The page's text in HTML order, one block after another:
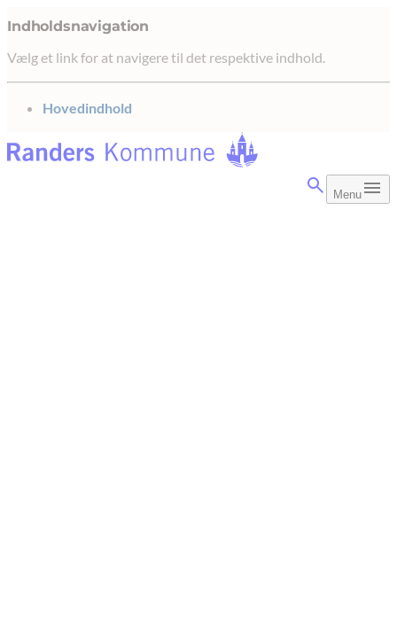
Indholdsnavigation
Vælg et link for at navigere til det respektive indhold.
gå til
Hovedindhold
Menu